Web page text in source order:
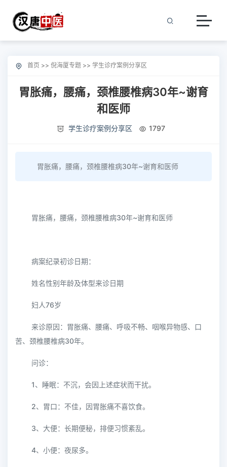
首页 >> 倪海厦专题 >> 学生诊疗案例分享区
胃胀痛，腰痛，颈椎腰椎病30年~谢育
和医师
学生诊疗案例分享区 1797
胃胀痛，腰痛，颈椎腰椎病30年~谢育和医师
胃胀痛，腰痛，颈椎腰椎病30年~谢育和医师
病案纪录初诊日期：
姓名性别年龄及体型来诊日期
妇人76岁
来诊原因：胃胀痛、腰痛、呼吸不畅、咽喉异物感、口
苦、颈椎腰椎病30年。
问诊：
1、睡眠：不沉，会因上述症状而干扰。
2、胃口：不佳，因胃胀痛不喜饮食。
3、大便：长期便秘，排便习惯紊乱。
4、小便：夜尿多。